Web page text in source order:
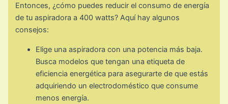
Entonces, ¿cómo puedes reducir el consumo de energía
de tu aspiradora a 400 watts? Aquí hay algunos
consejos:
Elige una aspiradora con una potencia más baja.
Busca modelos que tengan una etiqueta de
eficiencia energética para asegurarte de que estás
adquiriendo un electrodoméstico que consume
menos energía.